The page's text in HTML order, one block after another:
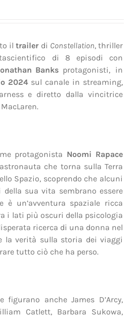
iltrailer di Constellation, thriller
di 8 episodi con
Banks protagonisti, in
2024sul canale in streaming,
e diretto dalla vincitrice
protagonista Noomi Rapace
che torna sulla Terra
Spazio, scoprendo che alcuni
della sua vita sembrano essere
è un’avventura spaziale ricca
i lati più oscuri della psicologia
ricerca di una donna nel
la verità sulla storia dei viaggi
tutto ciò che ha perso.
figurano anche James D’Arcy,
Catlett, Barbara Sukowa,